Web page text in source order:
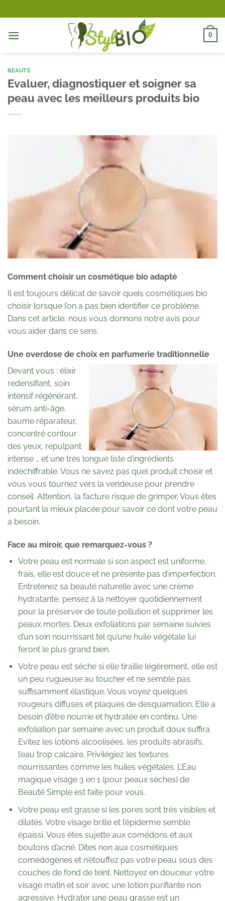
au
contenu
0
BEAUTÉ
Evaluer, diagnostiquer et soigner sa
peau avec les meilleurs produits bio
Comment choisir un cosmétique bio adapté
Il est toujours délicat de savoir quels cosmétiques bio
choisir lorsque l’on a pas bien identifier ce problème.
Dans cet article, nous vous donnons notre avis pour
vous aider dans ce sens.
Une overdose de choix en parfumerie traditionnelle
Devant vous : élixir
redensifiant, soin
intensif régénérant,
sérum anti-âge,
baume réparateur,
concentré contour
des yeux, repulpant
intense … et une très longue liste d’ingrédients
indéchiffrable. Vous ne savez pas quel produit choisir et
vous vous tournez vers la vendeuse pour prendre
conseil. Attention, la facture risque de grimper. Vous êtes
pourtant la mieux placée pour savoir ce dont votre peau
a besoin.
Face au miroir, que remarquez-vous ?
Votre peau est normale si son aspect est uniforme,
frais, elle est douce et ne présente pas d’imperfection.
Entretenez sa beauté naturelle avec une crème
hydratante, pensez à la nettoyer quotidiennement
pour la préserver de toute pollution et supprimer les
peaux mortes. Deux exfoliations par semaine suivies
d’un soin nourrissant tel qu’une huile végétale lui
feront le plus grand bien.
Votre peau est sèche si elle tiraille légèrement, elle est
un peu rugueuse au toucher et ne semble pas
suffisamment élastique. Vous voyez quelques
rougeurs diffuses et plaques de desquamation. Elle a
besoin d’être nourrie et hydratée en continu. Une
exfoliation par semaine avec un produit doux suffira.
Evitez les lotions alcoolisées, les produits abrasifs,
l’eau trop calcaire. Privilégiez les textures
nourrissantes comme les huiles végétales. L’Eau
magique visage 3 en 1 (pour peaux sèches) de
Beauté Simple est faite pour vous.
Votre peau est grasse si les pores sont très visibles et
dilatés. Votre visage brille et l’épiderme semble
épaissi. Vous êtes sujette aux comédons et aux
boutons d’acné. Dites non aux cosmétiques
comédogènes et n’étouffez pas votre peau sous des
couches de fond de teint. Nettoyez en douceur votre
visage matin et soir avec une lotion purifiante non
agressive. Hydrater une peau grasse est un